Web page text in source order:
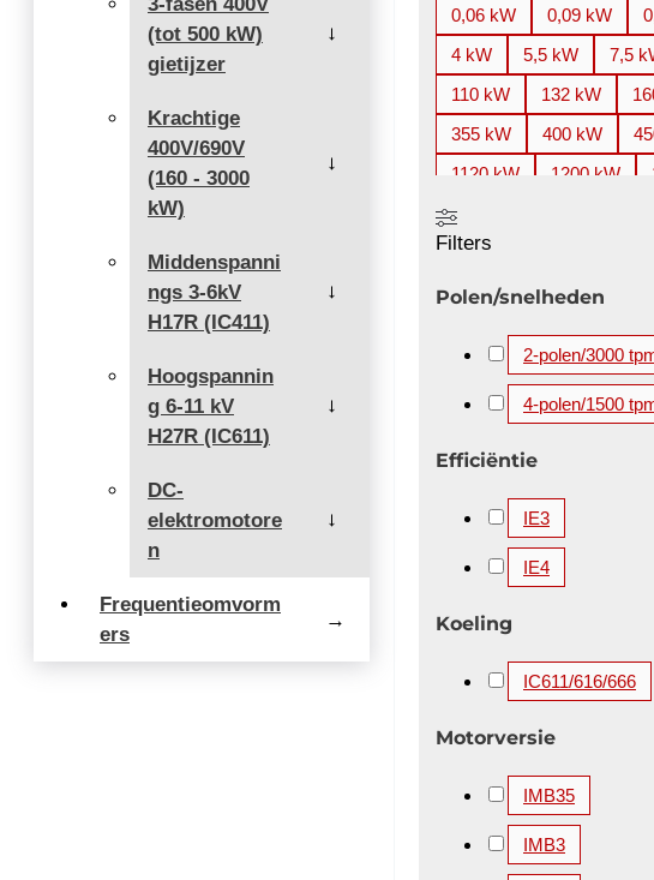
(tot 500 kW)
gietijzer
→
Krachtige
400V/690V
(160 - 3000
kW)
→
Middenspanni
ngs 3-6kV
H17R (IC411)
→
Hoogspannin
g 6-11 kV
H27R (IC611)
→
DC-
elektromotore
n
→
Frequentieomvorm
ers
→
0,06 kW 0,09 kW
4 kW
5,5 kW 7,5
110 kW
132 kW
355 kW
400 kW
1120 kW
1200 kW
2000 kW
3360 kW
5200 kW
5600 kW
Filters
Polen/snelheden
2-polen/3000
4-polen/1500
Efficiëntie
IE3
IE4
Koeling
IC611/616/666
Motorversie
IMB35
IMB3